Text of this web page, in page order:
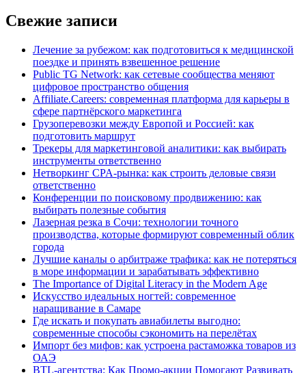
Свежие записи
Лечение за рубежом: как подготовиться к медицинской
поездке и принять взвешенное решение
Public TG Network: как сетевые сообщества меняют
цифровое пространство общения
Affiliate.Careers: современная платформа для карьеры в
сфере партнёрского маркетинга
Грузоперевозки между Европой и Россией: как
подготовить маршрут
Трекеры для маркетинговой аналитики: как выбирать
инструменты ответственно
Нетворкинг CPA-рынка: как строить деловые связи
ответственно
Конференции по поисковому продвижению: как
выбирать полезные события
Лазерная резка в Сочи: технологии точного
производства, которые формируют современный облик
города
Лучшие каналы о арбитраже трафика: как не потеряться
в море информации и зарабатывать эффективно
The Importance of Digital Literacy in the Modern Age
Искусство идеальных ногтей: современное
наращивание в Самаре
Где искать и покупать авиабилеты выгодно:
современные способы сэкономить на перелётах
Импорт без мифов: как устроена растаможка товаров из
ОАЭ
BTL-агентства: Как Промо-акции Помогают Развивать